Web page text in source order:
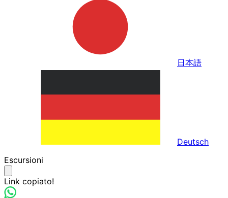
日本語
Deutsch
Escursioni
Link copiato!